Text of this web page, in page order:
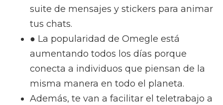
suite de mensajes y stickers para animar
tus chats.
● La popularidad de Omegle está
aumentando todos los días porque
conecta a individuos que piensan de la
misma manera en todo el planeta.
Además, te van a facilitar el teletrabajo a